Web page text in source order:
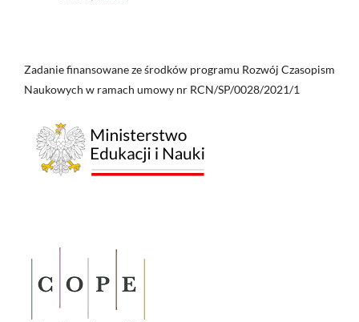
Zadanie finansowane ze środków programu Rozwój Czasopism
Naukowych w ramach umowy nr RCN/SP/0028/2021/1